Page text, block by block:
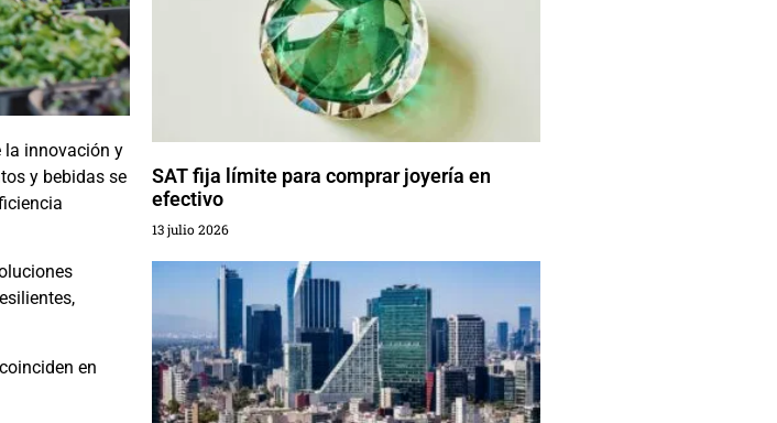
la innovación y
y bebidas se
en
SAT fija límite para comprar joyería en
efectivo
13 julio 2026